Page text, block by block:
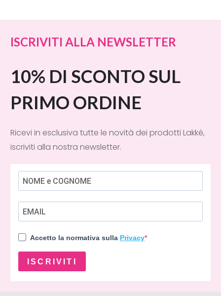
ISCRIVITI ALLA NEWSLETTER
10% DI SCONTO SUL
PRIMO ORDINE
Ricevi in esclusiva tutte le novità dei prodotti Lakké,
iscriviti alla nostra newsletter.
Accetto la normativa sulla Privacy
ISCRIVITI